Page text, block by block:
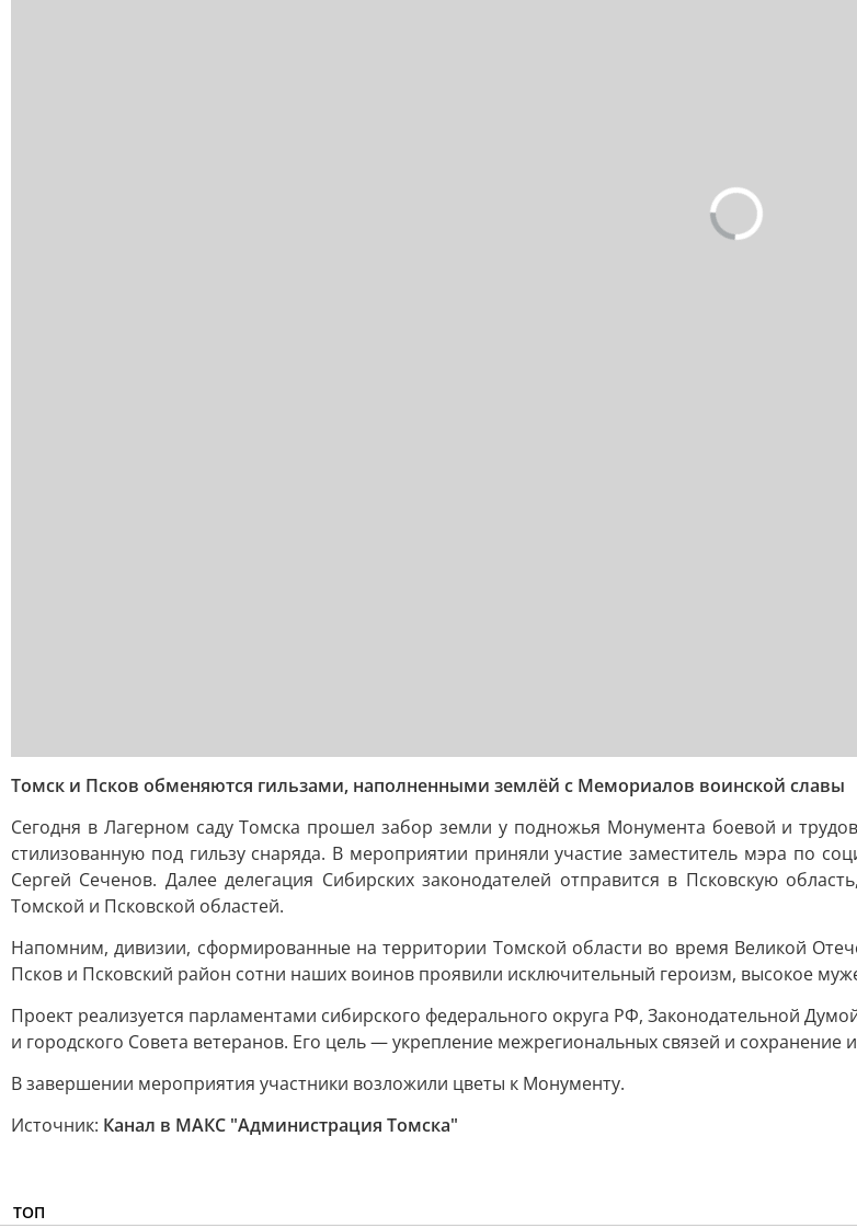
Томск и Псков обменяются гильзами, наполненными землёй с Мемориалов воинской славы
Сегодня в Лагерном саду Томска прошел забор земли у подножья Монумента боевой и
стилизованную под гильзу снаряда. В мероприятии приняли участие заместитель мэра по
Сергей Сеченов. Далее делегация Сибирских законодателей отправится в Псковскую
Томской и Псковской областей.
Напомним, дивизии, сформированные на территории Томской области во время Великой
Псков и Псковский район сотни наших воинов проявили исключительный героизм, высокое
Проект реализуется парламентами сибирского федерального округа РФ, Законодательной
и городского Совета ветеранов. Его цель — укрепление межрегиональных связей и
В завершении мероприятия участники возложили цветы к Монументу.
Источник: Канал в МАКС "Администрация Томска"
ТОП